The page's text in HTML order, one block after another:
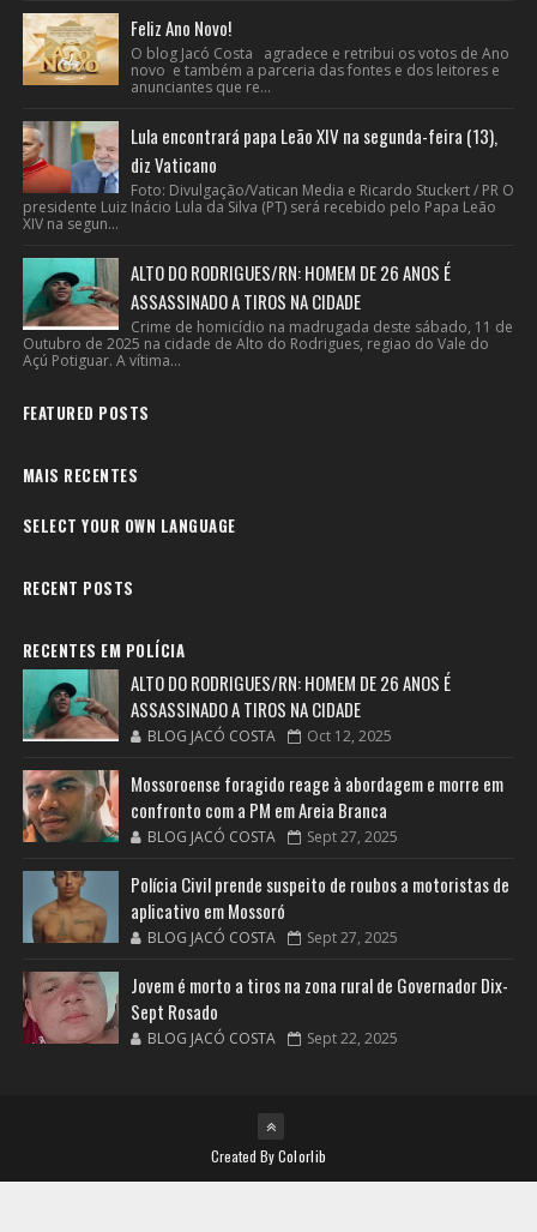
Feliz Ano Novo!
O blog Jacó Costa agradece e retribui os votos de Ano
novo e também a parceria das fontes e dos leitores e
anunciantes que re...
Lula encontrará papa Leão XIV na segunda-feira (13),
diz Vaticano
Foto: Divulgação/Vatican Media e Ricardo Stuckert / PR O
presidente Luiz Inácio Lula da Silva (PT) será recebido pelo Papa Leão
XIV na segun...
ALTO DO RODRIGUES/RN: HOMEM DE 26 ANOS É
ASSASSINADO A TIROS NA CIDADE
Crime de homicídio na madrugada deste sábado, 11 de
Outubro de 2025 na cidade de Alto do Rodrigues, regiao do Vale do
Açú Potiguar. A vítima...
FEATURED POSTS
MAIS RECENTES
SELECT YOUR OWN LANGUAGE
RECENT POSTS
RECENTES EM POLÍCIA
ALTO DO RODRIGUES/RN: HOMEM DE 26 ANOS É
ASSASSINADO A TIROS NA CIDADE
BLOG JACÓ COSTA Oct 12, 2025
Mossoroense foragido reage à abordagem e morre em
confronto com a PM em Areia Branca
BLOG JACÓ COSTA Sept 27, 2025
Polícia Civil prende suspeito de roubos a motoristas de
aplicativo em Mossoró
BLOG JACÓ COSTA Sept 27, 2025
Jovem é morto a tiros na zona rural de Governador Dix-
Sept Rosado
BLOG JACÓ COSTA Sept 22, 2025
Created ByColorlib